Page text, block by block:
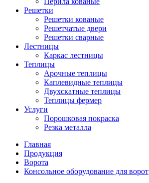
Решетки
Решетки кованые
Решетчатые двери
Решетки сварные
Лестницы
Каркас лестницы
Теплицы
Арочные теплицы
Каплевидные теплицы
Двухскатные теплицы
Теплицы фермер
Услуги
Порошковая покраска
Резка металла
Главная
Продукция
Ворота
Консольное оборудование для ворот